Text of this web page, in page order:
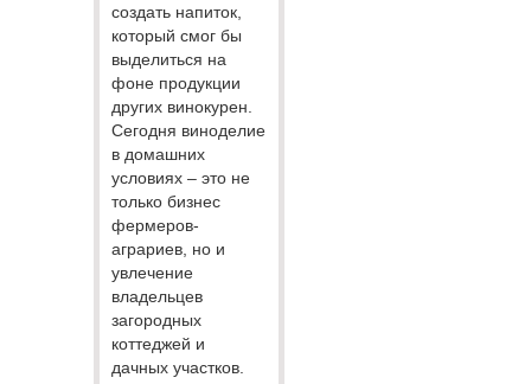
создать напиток,
который смог бы
выделиться на
фоне продукции
других винокурен.
Сегодня виноделие
в домашних
условиях – это не
только бизнес
фермеров-
аграриев, но и
увлечение
владельцев
загородных
коттеджей и
дачных участков.